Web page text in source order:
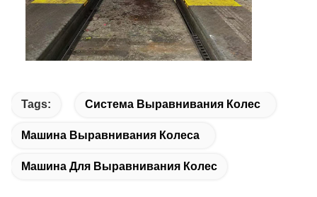
Tags: Система Выравнивания Колес
Машина Выравнивания Колеса
Машина Для Выравнивания Колес